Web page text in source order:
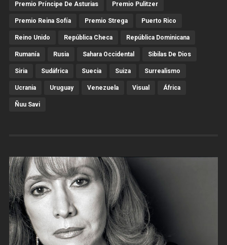
Premio Príncipe De Asturias Premio Pulitzer
Premio Reina Sofía Premio Strega Puerto Rico
Reino Unido República Checa República Dominicana
Rumanía Rusia Sahara Occidental Sibilas De Dios
Siria Sudáfrica Suecia Suiza Surrealismo
Ucrania Uruguay Venezuela Visual África
Ñuu Savi